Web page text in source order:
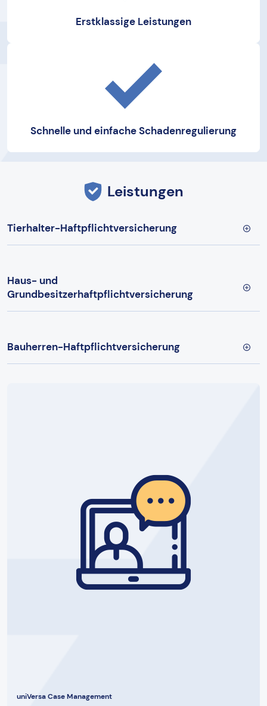
Erstklassige Leistungen
Schnelle und einfache Schadenregulierung
Leistungen
Tierhalter-Haftpflichtversicherung
Haus- und
Grundbesitzerhaftpflichtversicherung
Bauherren-Haftpflichtversicherung
uniVersa Case Management